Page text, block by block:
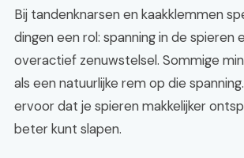
Bij tandenknarsen en kaakklemmen
dingen een rol: spanning in de spieren
overactief zenuwstelsel. Sommige
als een natuurlijke rem op die
ervoor dat je spieren makkelijker
beter kunt slapen.